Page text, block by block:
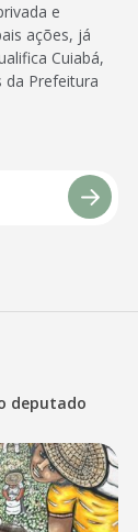
e
ações, já
Cuiabá,
da Prefeitura
deputado